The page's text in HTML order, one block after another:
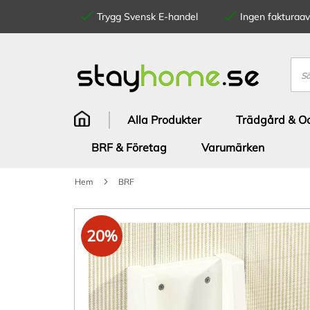
Trygg Svensk E-handel Ingen
innehållet
Sök
Alla Produkter Trädgård &
BRF & Företag
Varumärken
Hem BRF
Hoppa
till
slutet
bildgalleriet
20%